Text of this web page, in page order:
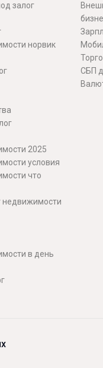
залог
норвик
2025
условия
что
недвижимости
в день
СБП